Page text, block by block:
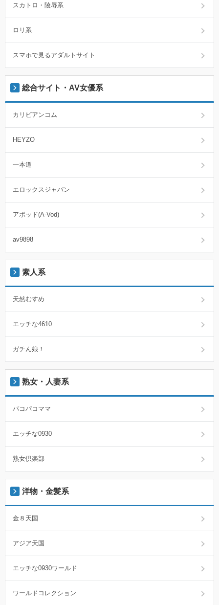
スカトロ・陵辱系
ロリ系
スマホで見るアダルトサイト
総合サイト・AV女優系
カリビアンコム
HEYZO
一本道
エロックスジャパン
アボッド(A-Vod)
av9898
素人系
天然むすめ
エッチな4610
ガチん娘！
熟女・人妻系
パコパコママ
エッチな0930
熟女倶楽部
洋物・金髪系
金８天国
アジア天国
エッチな0930ワールド
ワールドコレクション